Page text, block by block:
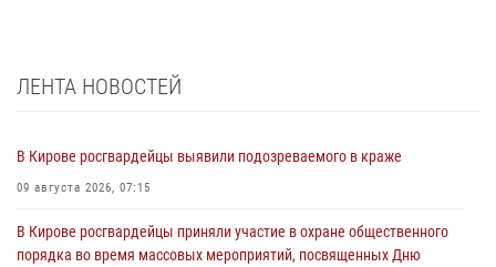
ЛЕНТА НОВОСТЕЙ
В Кирове росгвардейцы выявили подозреваемого в краже
09 августа 2026, 07:15
В Кирове росгвардейцы приняли участие в охране общественного
порядка во время массовых мероприятий, посвященных Дню